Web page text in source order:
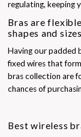
regulating, keeping
Bras are
shapes and sizes
Having our padded
fixed wires that
bras collection are
chances of
Best wireless